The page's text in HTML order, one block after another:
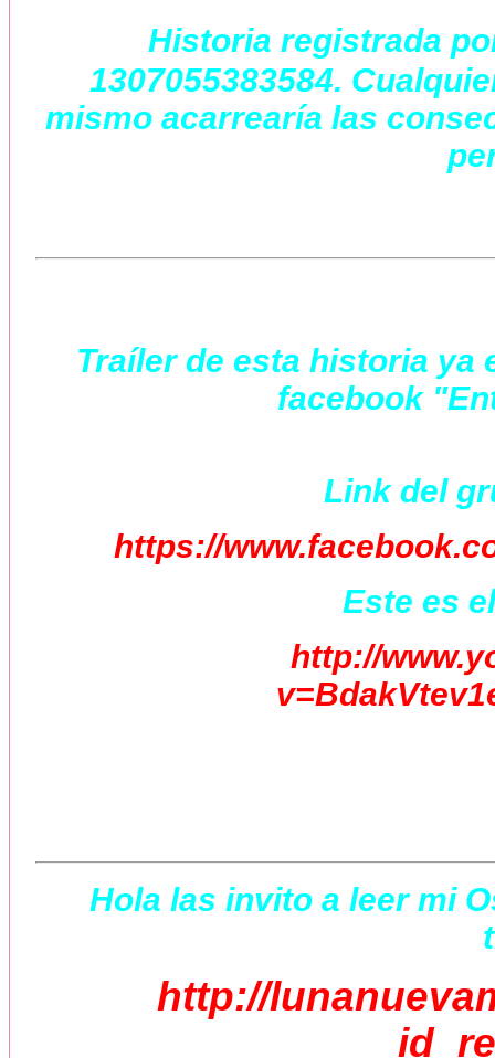
Historia registrada
1307055383584.
mismo acarrearía las
Traíler de esta historia ya
facebook
Link del
https://
Este es
http://
Hola las invito a leer mi
http://